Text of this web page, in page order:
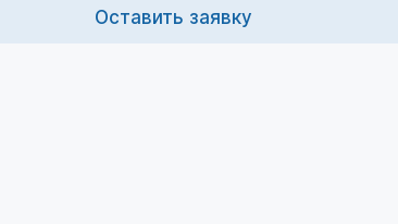
Оставить заявку